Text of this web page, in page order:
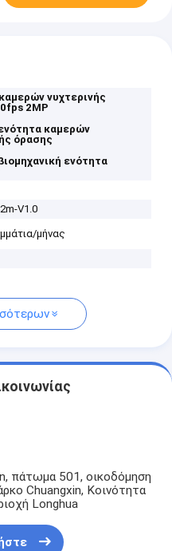
νυχτερινής
2MP
καμερών
όρασης
ενότητα
V1.0
μήνας
πάτωμα 501, οικοδόμηση
Chuangxin, Κοινότητα
Longhua